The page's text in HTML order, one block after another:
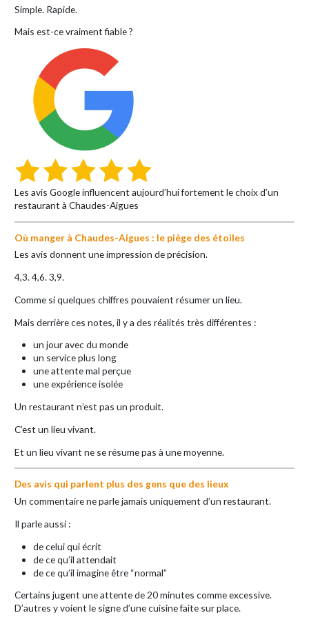
Simple. Rapide.
Mais est-ce vraiment fiable ?
Les avis Google influencent aujourd’hui fortement le choix d’un
restaurant à Chaudes-Aigues
Où manger à Chaudes-Aigues : le piège des étoiles
Les avis donnent une impression de précision.
4,3. 4,6. 3,9.
Comme si quelques chiffres pouvaient résumer un lieu.
Mais derrière ces notes, il y a des réalités très différentes :
un jour avec du monde
un service plus long
une attente mal perçue
une expérience isolée
Un restaurant n’est pas un produit.
C’est un lieu vivant.
Et un lieu vivant ne se résume pas à une moyenne.
Des avis qui parlent plus des gens que des lieux
Un commentaire ne parle jamais uniquement d’un restaurant.
Il parle aussi :
de celui qui écrit
de ce qu’il attendait
de ce qu’il imagine être “normal”
Certains jugent une attente de 20 minutes comme excessive.
D’autres y voient le signe d’une cuisine faite sur place.